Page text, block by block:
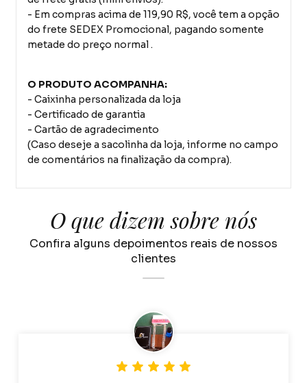
- Em compras acima de 119,90 R$, você tem a opção
do frete SEDEX Promocional, pagando somente
metade do preço normal .
O PRODUTO ACOMPANHA:
- Caixinha personalizada da loja
- Certificado de garantia
- Cartão de agradecimento
(Caso deseje a sacolinha da loja, informe no campo
de comentários na finalização da compra).
O que dizem sobre nós
Confira alguns depoimentos reais de nossos
clientes